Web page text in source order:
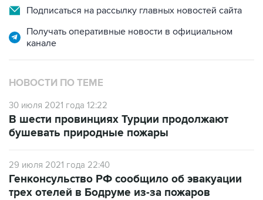
Подписаться на рассылку главных новостей сайта
Получать оперативные новости в официальном
канале
НОВОСТИ ПО ТЕМЕ
30 июля 2021 года 12:22
В шести провинциях Турции продолжают
бушевать природные пожары
29 июля 2021 года 22:40
Генконсульство РФ сообщило об эвакуации
трех отелей в Бодруме из-за пожаров